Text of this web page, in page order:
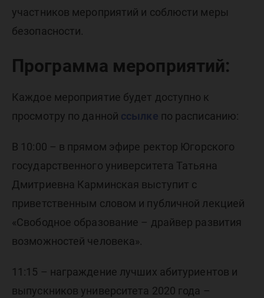
участников мероприятий и соблюсти меры
безопасности.
Программа мероприятий:
Каждое мероприятие будет доступно к
просмотру по данной ссылке по расписанию:
В 10:00 – в прямом эфире ректор Югорского
государственного университета Татьяна
Дмитриевна Карминская выступит с
приветственным словом и публичной лекцией
«Свободное образование – драйвер развития
возможностей человека».
11:15 – награждение лучших абитуриентов и
выпускников университета 2020 года –